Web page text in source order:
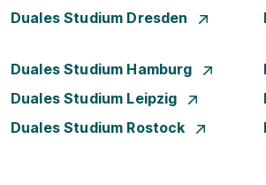
Duales Studium Dresden
Duales Studium Hamburg
Duales Studium Leipzig
Duales Studium Rostock